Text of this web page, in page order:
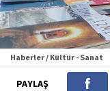
Haberler / Kültür - Sanat
PAYLAŞ